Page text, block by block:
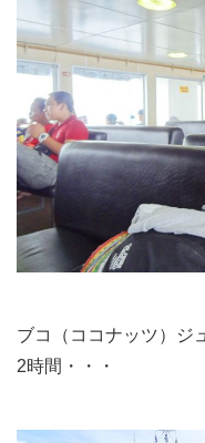
ブコ（ココナッツ）ジ
2時間・・・